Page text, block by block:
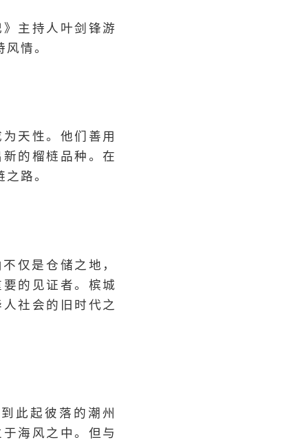
主持人叶剑锋游
情。
天性。他们善用
的榴梿品种。在
路。
仅是仓储之地，
的见证者。槟城
社会的旧时代之
此起彼落的潮州
海风之中。但与